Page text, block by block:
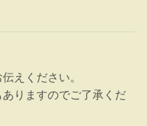
えください。
りますのでご了承くだ